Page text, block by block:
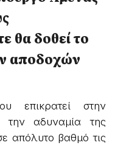
θα δοθεί το
αποδοχών
επικρατεί στην
αδυναμία της
απόλυτο βαθμό τις